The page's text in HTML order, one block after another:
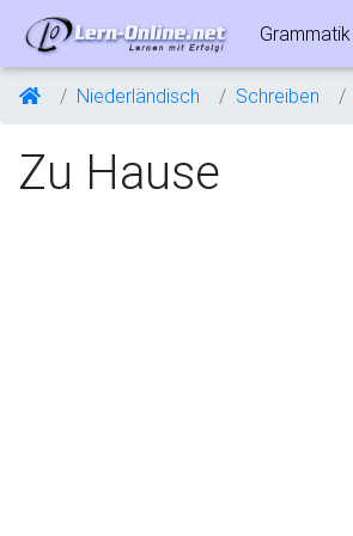
Grammatik
Niederländisch Schreiben
Zu Hause